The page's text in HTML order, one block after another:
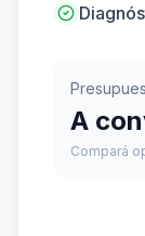
A
Compará